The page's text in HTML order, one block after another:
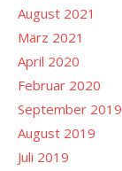
August 2021
März 2021
April 2020
Februar 2020
September 2019
August 2019
Juli 2019